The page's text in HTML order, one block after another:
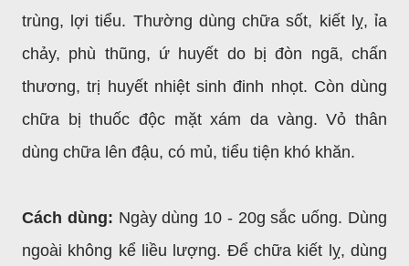
trùng, lợi tiểu. Thường dùng chữa sốt, kiết lỵ, ỉa
chảy, phù thũng, ứ huyết do bị đòn ngã, chấn
thương, trị huyết nhiệt sinh đinh nhọt. Còn dùng
chữa bị thuốc độc mặt xám da vàng. Vỏ thân
dùng chữa lên đậu, có mủ, tiểu tiện khó khăn.
Cách dùng: Ngày dùng 10 - 20g sắc uống. Dùng
ngoài không kể liều lượng. Để chữa kiết lỵ, dùng